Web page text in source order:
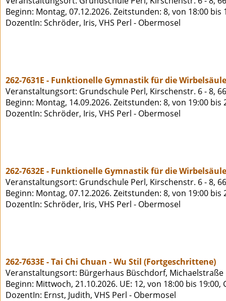
Beginn: Montag, 07.12.2026. Zeitstunden: 8, von 18:00 bis
DozentIn: Schröder, Iris, VHS Perl - Obermosel
262-7631E - Funktionelle Gymnastik für die
Veranstaltungsort: Grundschule Perl, Kirschenstr. 6 - 8,
Beginn: Montag, 14.09.2026. Zeitstunden: 8, von 19:00 bis
DozentIn: Schröder, Iris, VHS Perl - Obermosel
262-7632E - Funktionelle Gymnastik für die
Veranstaltungsort: Grundschule Perl, Kirschenstr. 6 - 8,
Beginn: Montag, 07.12.2026. Zeitstunden: 8, von 19:00 bis
DozentIn: Schröder, Iris, VHS Perl - Obermosel
262-7633E - Tai Chi Chuan - Wu Stil (Fortgeschrittene)
Veranstaltungsort: Bürgerhaus Büschdorf, Michaelstraße
Beginn: Mittwoch, 21.10.2026. UE: 12, von 18:00 bis 19:00,
DozentIn: Ernst, Judith, VHS Perl - Obermosel